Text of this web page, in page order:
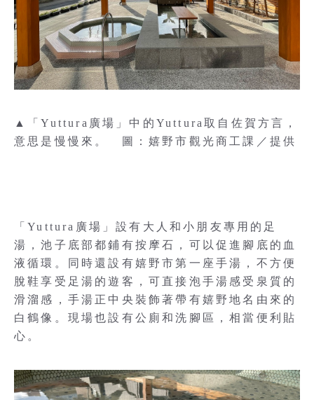
▲「Yuttura廣場」中的Yuttura取自佐賀方言，
意思是慢慢來。 圖：嬉野市觀光商工課／提供
「Yuttura廣場」設有大人和小朋友專用的足
湯，池子底部都鋪有按摩石，可以促進腳底的血
液循環。同時還設有嬉野市第一座手湯，不方便
脫鞋享受足湯的遊客，可直接泡手湯感受泉質的
滑溜感，手湯正中央裝飾著帶有嬉野地名由來的
白鶴像。現場也設有公廁和洗腳區，相當便利貼
心。